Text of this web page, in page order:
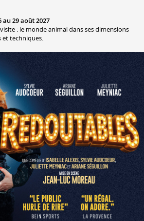
au 29 août 2027
: le monde animal dans ses dimensions
et techniques.